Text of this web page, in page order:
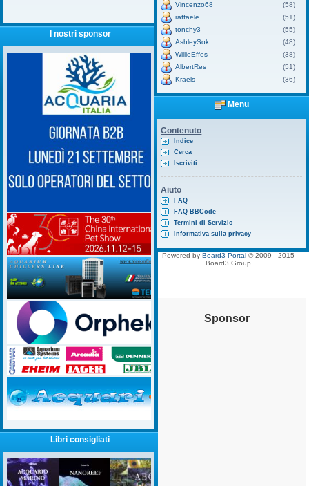
I nostri sponsor
Libri consigliati
Vincenzo68
(58)
raffaele
(51)
tonchy3
(55)
AshleySok
(48)
WillieEffes
(38)
AlbertRes
(51)
Kraels
(36)
Menu
Contenuto
Indice
Cerca
Iscriviti
Aiuto
FAQ
FAQ BBCode
Termini di Servizio
Informativa sulla privacy
Powered by Board3 Portal © 2009 - 2015
Board3 Group
Sponsor